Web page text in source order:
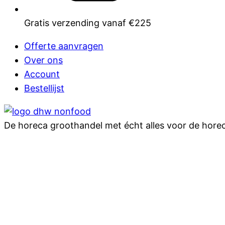
Gratis verzending vanaf €225
Offerte aanvragen
Over ons
Account
Bestellijst
De horeca groothandel met écht alles voor de